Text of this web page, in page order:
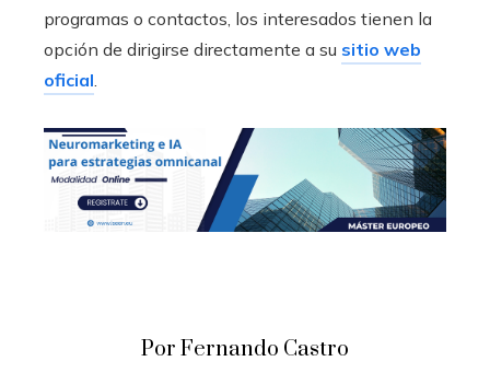
programas o contactos, los interesados tienen la
opción de dirigirse directamente a su sitio web
oficial
Por Fernando Castro